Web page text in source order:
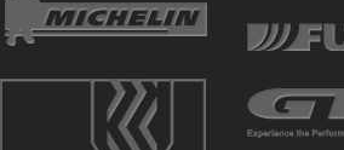
AUTOGUARD
BARUM W